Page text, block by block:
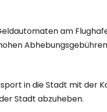
am
in die Stadt mit der
Stadt abzuheben.